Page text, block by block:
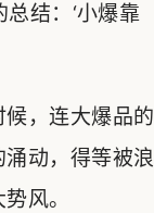
结：‘小爆靠
，连大爆品的
动，得等被浪
风。